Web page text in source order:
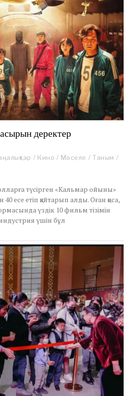
деректер
/ Кино / Мәселе / Таным /
түсірген «Кальмар ойыны»
есе етіп қайтарып алды. Оған қоса,
үздік 10 фильм тізімін
үшін бұл